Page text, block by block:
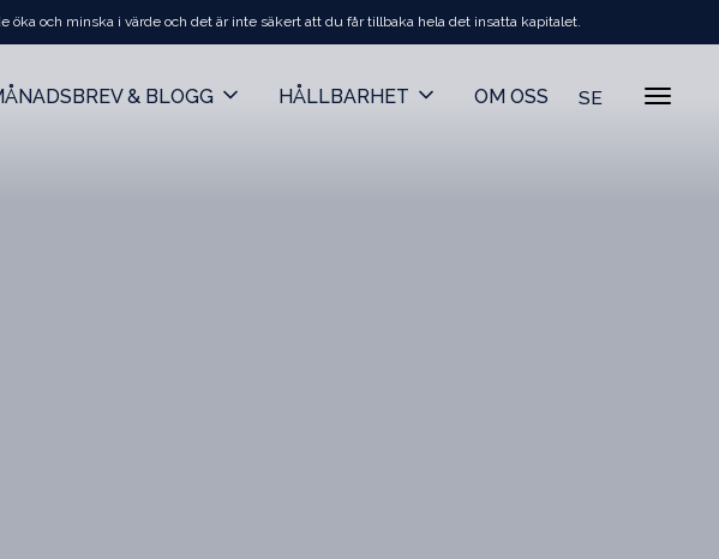
och minska i värde och det är inte säkert att du får tillbaka hela det insatta kapitalet.
& BLOGG HÅLLBARHET OM OSS SE